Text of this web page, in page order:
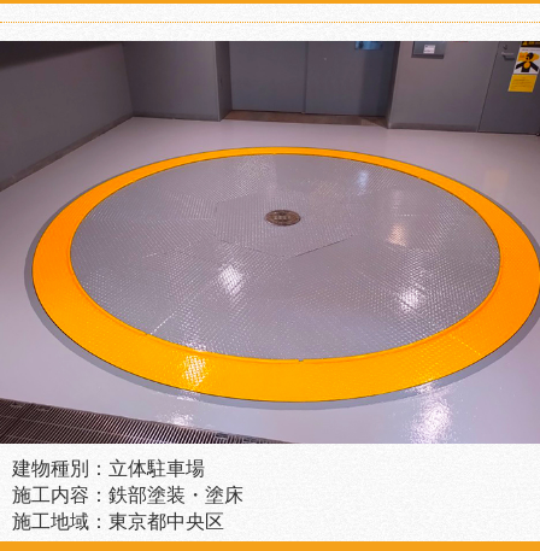
建物種別：立体駐車場
施工内容：鉄部塗装・塗床
施工地域：東京都中央区